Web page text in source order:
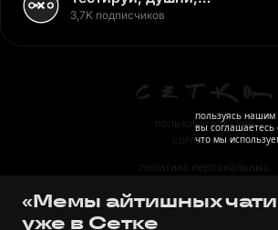
наслаждайся
3,7K подписчиков
пользовательское
соглашение
политика персональных
правила
«Мемы айтишных
уже в Сетке
пользуясь нашим
вы соглашаетесь
что мы